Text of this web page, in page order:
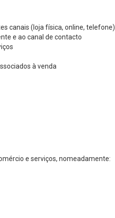
canais (loja física, online, telefone)
e ao canal de contacto
à venda
e serviços, nomeadamente: